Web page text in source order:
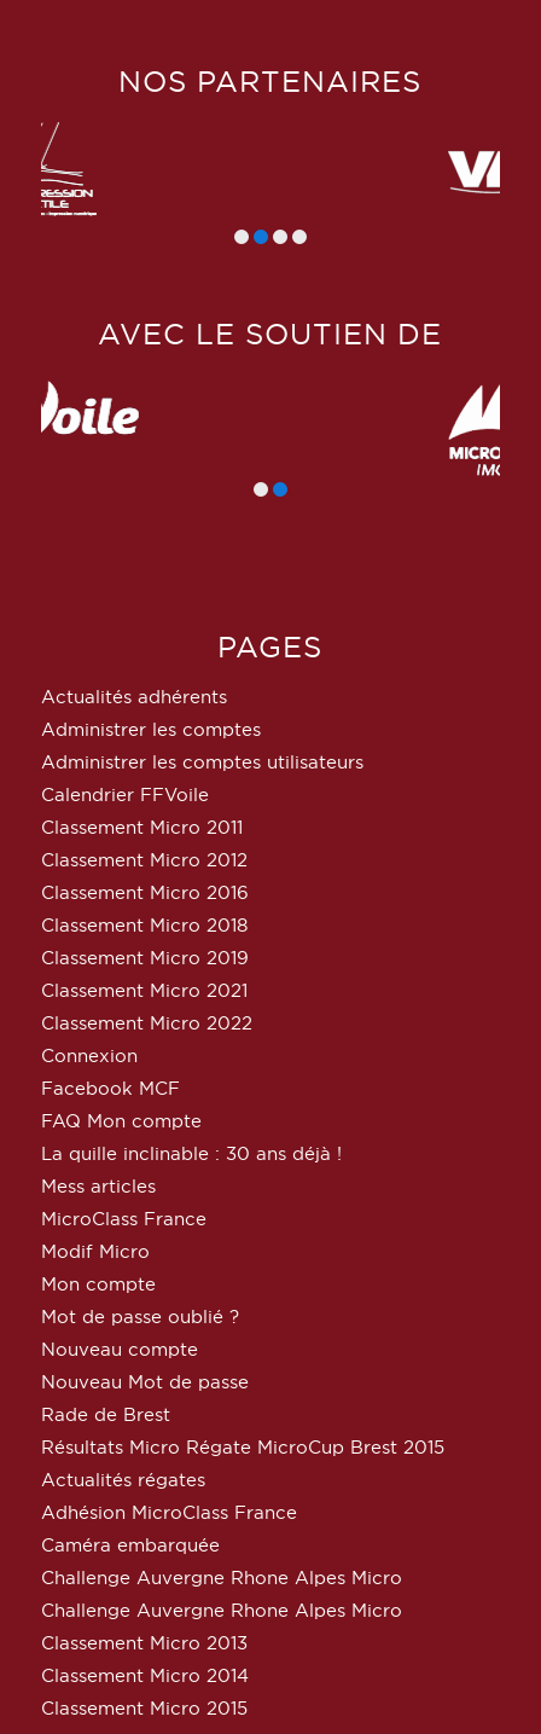
NOS PARTENAIRES
AVEC LE SOUTIEN DE
PAGES
Actualités adhérents
Administrer les comptes
Administrer les comptes utilisateurs
Calendrier FFVoile
Classement Micro 2011
Classement Micro 2012
Classement Micro 2016
Classement Micro 2018
Classement Micro 2019
Classement Micro 2021
Classement Micro 2022
Connexion
Facebook MCF
FAQ Mon compte
La quille inclinable : 30 ans déjà !
Mess articles
MicroClass France
Modif Micro
Mon compte
Mot de passe oublié ?
Nouveau compte
Nouveau Mot de passe
Rade de Brest
Résultats Micro Régate MicroCup Brest 2015
Actualités régates
Adhésion MicroClass France
Caméra embarquée
Challenge Auvergne Rhone Alpes Micro
Challenge Auvergne Rhone Alpes Micro
Classement Micro 2013
Classement Micro 2014
Classement Micro 2015